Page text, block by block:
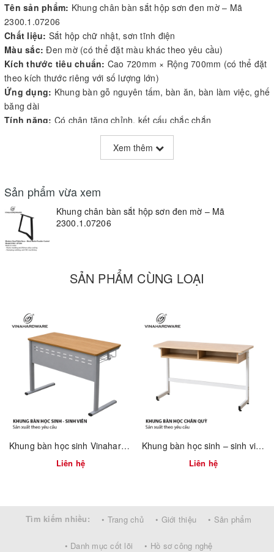
Tên sản phẩm: Khung chân bàn sắt hộp sơn đen mờ – Mã
2300.1.07206
Chất liệu: Sắt hộp chữ nhật, sơn tĩnh điện
Màu sắc: Đen mờ (có thể đặt màu khác theo yêu cầu)
Kích thước tiêu chuẩn: Cao 720mm × Rộng 700mm (có thể đặt
theo kích thước riêng với số lượng lớn)
Ứng dụng: Khung bàn gỗ nguyên tấm, bàn ăn, bàn làm việc, ghế
băng dài
Tính năng: Có chân tăng chỉnh, kết cấu chắc chắn
300 bộ
15–25 ngày làm việc
Có hỗ trợ thiết kế riêng, in logo, sản xuất theo
Xuất xứ:Việt Nam – Vinahardware
Mô tả sản phẩm:
Mẫu chân bàn sắt 2300.1.07206 sở hữu thiết kế độc đáo, đường
gấp khúc kiểu chữ Z hiện đại, tạo điểm nhấn cho mọi không gian
mờ chống rỉ và chống trầy xước, đảm bảo độ bền và thẩm mỹ lâu
bằng dễ dàng khi thi công trên các mặt sàn không bằng phẳng.
Ưu điểm nổi bật:
Thiết kế hiện đại, đẹp và khác biệt
Chịu lực tốt – phù hợp với mặt gỗ nguyên tấm hoặc bàn lớn
Dễ lắp đặt và có thể sản xuất theo yêu cầu riêng
Xem thêm
Sản phẩm vừa xem
Khung chân bàn sắt hộp sơn đen mờ – Mã
2300.1.07206
SẢN PHẨM CÙNG LOẠI
Khung bàn học sinh Vinahardware sơn xám – 2300.3.12908
Liên hệ
Khung bàn học sinh – sinh viên 750mm tháo ráp nhanh Vinahardware 2300.1.34805
Liên hệ
Tìm kiếm nhiều: • Trang chủ • Giới thiệu • Sản phẩm
• Danh mục cốt lõi • Hồ sơ công nghệ